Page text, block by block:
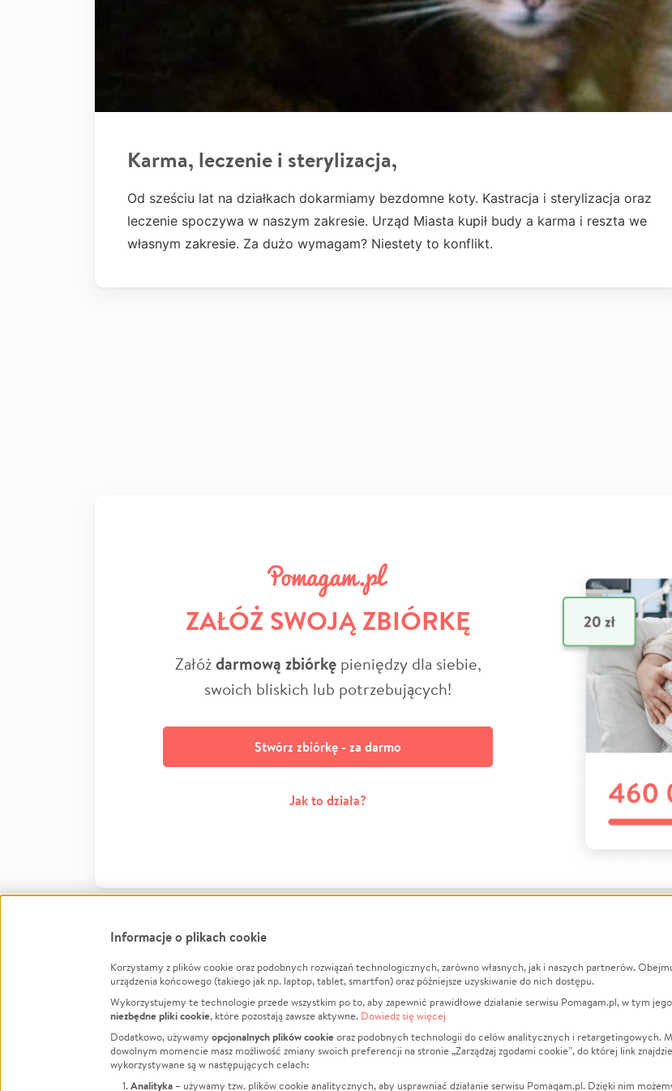
Karma, leczenie i sterylizacja,
Od sześciu lat na działkach dokarmiamy bezdomne koty. Kastracja i sterylizacja oraz
leczenie spoczywa w naszym zakresie. Urząd Miasta kupił budy a karma i reszta we
własnym zakresie. Za dużo wymagam? Niestety to konflikt.
ZAŁÓŻ SWOJĄ ZBIÓRKĘ
Załóżdarmową zbiórkępieniędzy dla siebie,
swoich bliskich lub potrzebujących!
Stwórz zbiórkę - za darmo
Jak to działa?
FacebookTwitter Instagram
LinkedInTikTok Youtube
Informacje
Jak to działa?
Regulamin
Polityka Prywatności
O nas
Opinie
Raporty
Za darmo
Informacje o plikach cookie
Korzystamy z plików cookie oraz podobnych rozwiązań technologicznych, zarówno własnych, jak i naszych partnerów.
urządzenia końcowego (takiego jak np. laptop, tablet, smartfon) oraz późniejsze uzyskiwanie do nich dostępu.
Wykorzystujemy te technologie przede wszystkim po to, aby zapewnić prawidłowe działanie serwisu Pomagam.pl, w tym
niezbędne pliki cookie, które pozostają zawsze aktywne. Dowiedz się więcej
Dodatkowo, używamy opcjonalnych plików cookieoraz podobnych technologii do celów analitycznych i retargetingowych.
dowolnym momencie masz możliwość zmiany swoich preferencji na stronie „Zarządzaj zgodami cookie”, do której link
wykorzystywane są w następujących celach:
Analityka – używamy tzw. plików cookie analitycznych, aby usprawniać działanie serwisu Pomagam.pl. Dzięki nim